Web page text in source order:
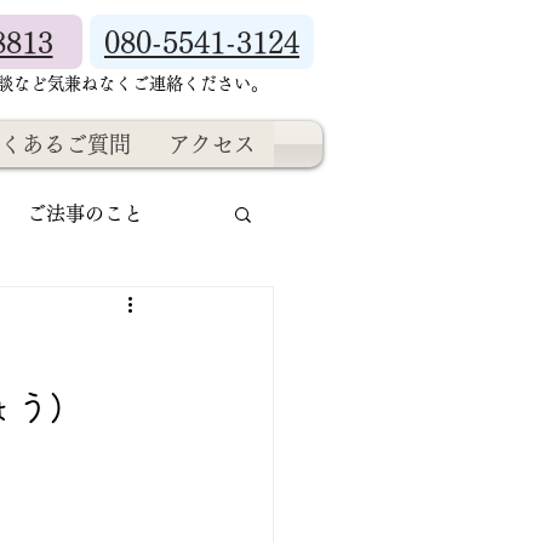
080-5541-3124
ど気兼ねなくご連絡ください。
あるご質問 アクセス
ご法事のこと
う)